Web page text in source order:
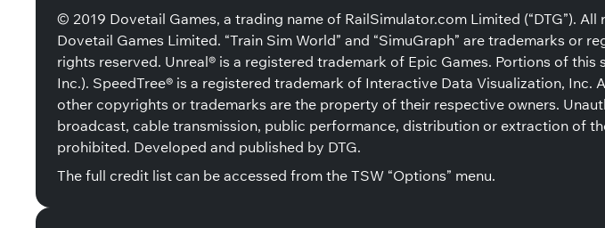
© 2019 Dovetail Games, a trading name of RailSimulator.com Limited (“DTG”).
Dovetail Games Limited. “Train Sim World” and “SimuGraph” are trademarks or
rights reserved. Unreal® is a registered trademark of Epic Games. Portions of
Inc.). SpeedTree® is a registered trademark of Interactive Data Visualization,
other copyrights or trademarks are the property of their respective owners.
broadcast, cable transmission, public performance, distribution or extraction of
prohibited. Developed and published by DTG.
The full credit list can be accessed from the TSW “Options” menu.